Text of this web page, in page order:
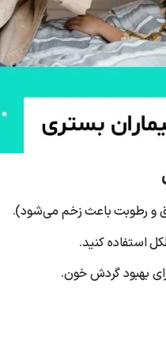
و رطوبت باعث زخم می‌شود).
استفاده کنید.
بهبود گردش خون.